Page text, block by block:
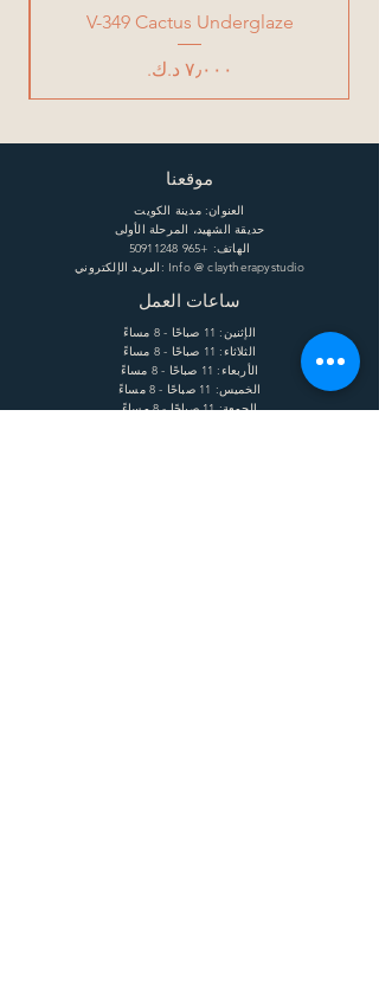
V-349 Cactus Underglaze
السعر
موقعنا
العنوان: مدينة الكويت
حديقة الشهيد، المرحلة الأولى
الهاتف: +965 50911248
البريد الإلكتروني: Info @ claytherapystudio
ساعات العمل
الإثنين: 11 صباحًا - 8 مساءً
الثلاثاء: 11 صباحًا - 8 مساءً
الأربعاء: 11 صباحًا - 8 مساءً
الخميس: 11 صباحًا - 8 مساءً
الجمعة: 11 صباحًا - 8 مساءً